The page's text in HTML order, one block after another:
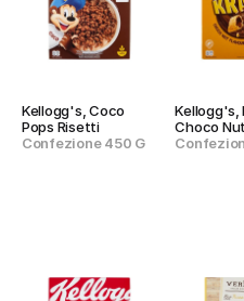
Kellogg's, Coco
Pops Risetti
Confezione 450 G
Kellogg's,
Choco